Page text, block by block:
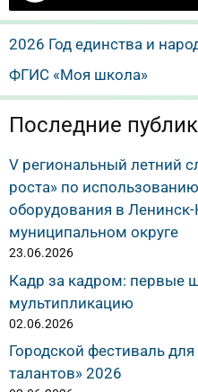
2026 Год единства и
ФГИС «Моя школа»
Последние
V региональный летний
роста» по
оборудования в
муниципальном округе
23.06.2026
Кадр за кадром: первые
мультипликацию
02.06.2026
Городской фестиваль
талантов» 2026